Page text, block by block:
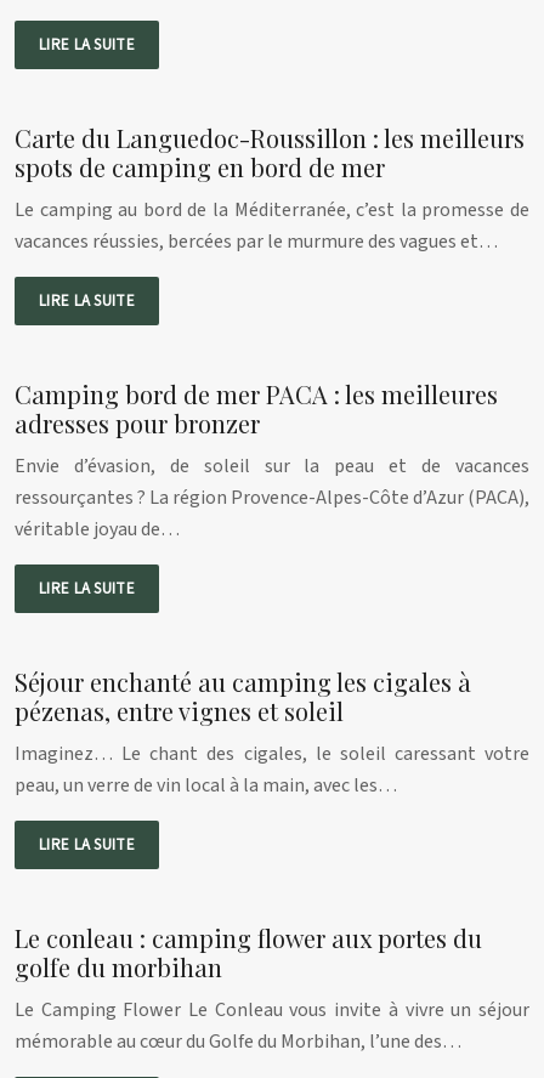
LIRE LA SUITE
Carte du Languedoc-Roussillon : les meilleurs
spots de camping en bord de mer
Le camping au bord de la Méditerranée, c’est la promesse de
vacances réussies, bercées par le murmure des vagues et…
LIRE LA SUITE
Camping bord de mer PACA : les meilleures
adresses pour bronzer
Envie d’évasion, de soleil sur la peau et de vacances
ressourçantes ? La région Provence-Alpes-Côte d’Azur (PACA),
véritable joyau de…
LIRE LA SUITE
Séjour enchanté au camping les cigales à
pézenas, entre vignes et soleil
Imaginez… Le chant des cigales, le soleil caressant votre
peau, un verre de vin local à la main, avec les…
LIRE LA SUITE
Le conleau : camping flower aux portes du
golfe du morbihan
Le Camping Flower Le Conleau vous invite à vivre un séjour
mémorable au cœur du Golfe du Morbihan, l’une des…